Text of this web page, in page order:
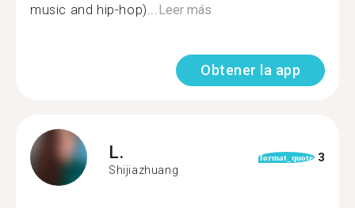
music and hip-hop)...Leer más
Obtener la app
L.
Shijiazhuang
format_quote 3